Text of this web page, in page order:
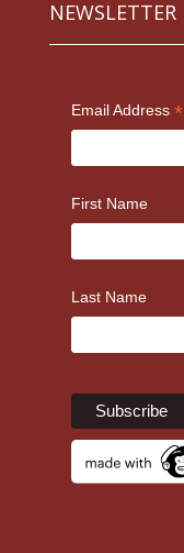
NEWSLETTER
Email Address *
First Name
Last Name